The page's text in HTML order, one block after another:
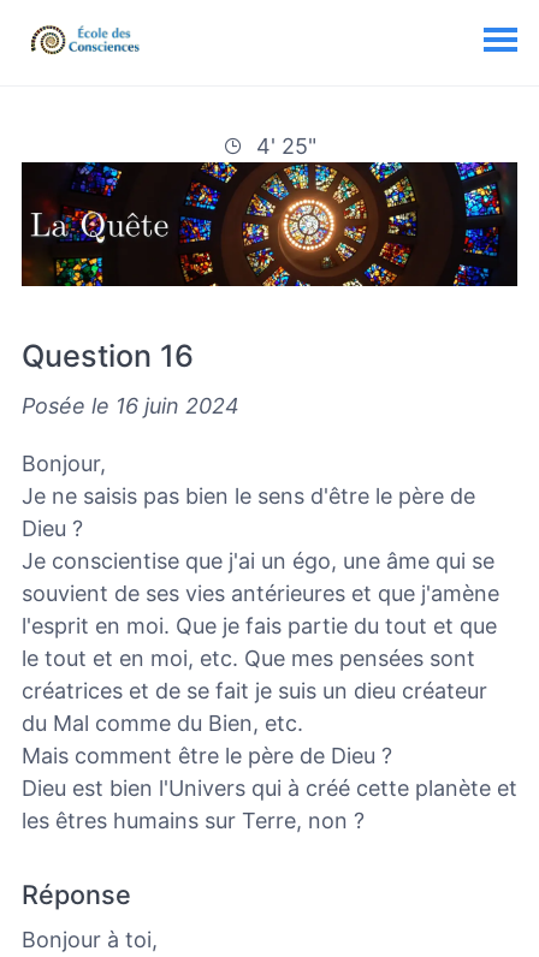
4' 25"
Question 16
Posée le 16 juin 2024
Bonjour,
Je ne saisis pas bien le sens d'être le père de
Dieu ?
Je conscientise que j'ai un égo, une âme qui se
souvient de ses vies antérieures et que j'amène
l'esprit en moi. Que je fais partie du tout et que
le tout et en moi, etc. Que mes pensées sont
créatrices et de se fait je suis un dieu créateur
du Mal comme du Bien, etc.
Mais comment être le père de Dieu ?
Dieu est bien l'Univers qui à créé cette planète et
les êtres humains sur Terre, non ?
Réponse
Bonjour à toi,